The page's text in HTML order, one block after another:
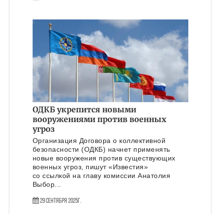
ОДКБ укрепится новыми
вооружениями против военных
угроз
Организация Договора о коллективной
безопасности (ОДКБ) начнет применять
новые вооружения против существующих
военных угроз, пишут «Известия»
со ссылкой на главу комиссии Анатолия
Выбор...
29 Сентября 2025г.